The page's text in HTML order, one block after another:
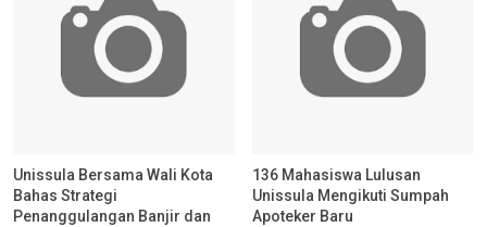
Unissula Bersama Wali Kota
Bahas Strategi
Penanggulangan Banjir dan
136 Mahasiswa Lulusan
Unissula Mengikuti Sumpah
Apoteker Baru